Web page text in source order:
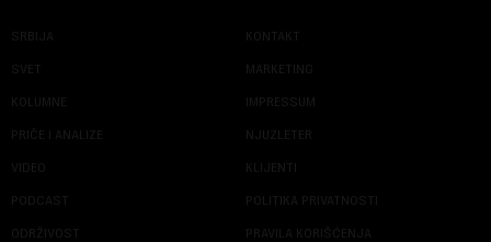
SRBIJA
SVET
KOLUMNE
PRIČE I ANALIZE
VIDEO
PODCAST
ODRŽIVOST
KONTAKT
MARKETING
IMPRESSUM
NJUZLETER
KLIJENTI
POLITIKA PRIVATNOSTI
PRAVILA KORIŠĆENJA